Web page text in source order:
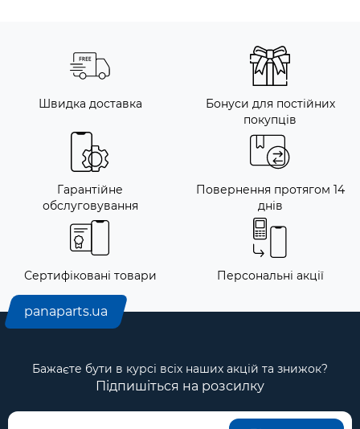
Швидка доставка
Бонуси для постійних
покупців
Гарантійне
обслуговування
Повернення протягом 14
днів
Сертифіковані товари Персональні акції
panaparts.ua
Бажаєте бути в курсі всіх наших акцій та знижок?
Підпишіться на розсилку